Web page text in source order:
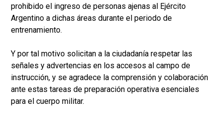
prohibido el ingreso de personas ajenas al Ejército
Argentino a dichas áreas durante el periodo de
entrenamiento.
Y por tal motivo solicitan a la ciudadanía respetar las
señales y advertencias en los accesos al campo de
instrucción, y se agradece la comprensión y colaboración
ante estas tareas de preparación operativa esenciales
para el cuerpo militar.